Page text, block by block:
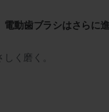
動歯ブラシはさらに
く磨く。